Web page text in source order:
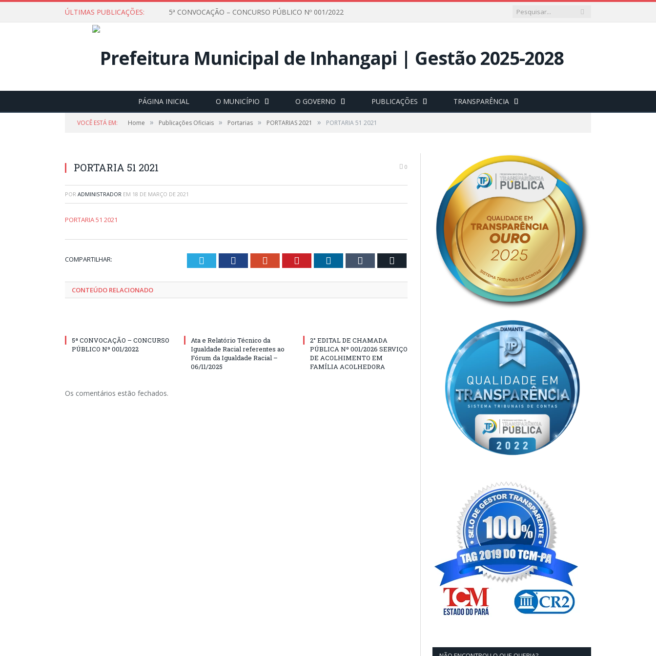
ÚLTIMAS PUBLICAÇÕES: 5ª CONVOCAÇÃO – CONCURSO PÚBLICO Nº 001/2022
PÁGINA INICIAL O MUNICÍPIO O GOVERNO PUBLICAÇÕES TRANSPARÊNCIA
VOCÊ ESTÁ EM: Home » Publicações Oficiais » Portarias » PORTARIAS 2021 » PORTARIA 51 2021
PORTARIA 51 2021 0
POR ADMINISTRADOR EM 18 DE MARÇO DE 2021
PORTARIA 51 2021
COMPARTILHAR: Twitter Facebook Google+ Pinterest LinkedIn Tumblr
CONTEÚDO RELACIONADO
5ª CONVOCAÇÃO – CONCURSO
PÚBLICO Nº 001/2022
Ata e Relatório Técnico da
Igualdade Racial referentes ao
Fórum da Igualdade Racial –
06/11/2025
2° EDITAL DE CHAMADA
PÚBLICA Nº 001/2026 SERVIÇO
DE ACOLHIMENTO EM
FAMÍLIA ACOLHEDORA
Os comentários estão fechados.